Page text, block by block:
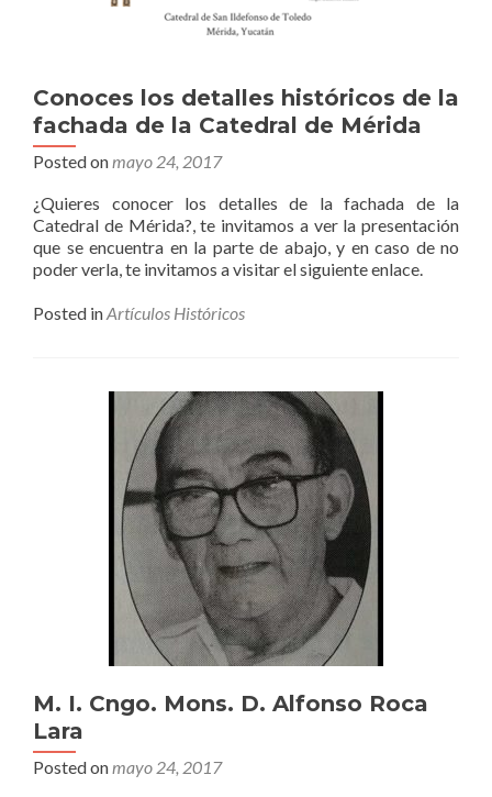
Conoces los detalles históricos de la
fachada de la Catedral de Mérida
Posted onmayo 24, 2017
¿Quieres conocer los detalles de la fachada de la
Catedral de Mérida?, te invitamos a ver la presentación
que se encuentra en la parte de abajo, y en caso de no
poder verla, te invitamos a visitar el siguiente enlace.
Posted inArtículos Históricos
M. I. Cngo. Mons. D. Alfonso Roca
Lara
Posted onmayo 24, 2017